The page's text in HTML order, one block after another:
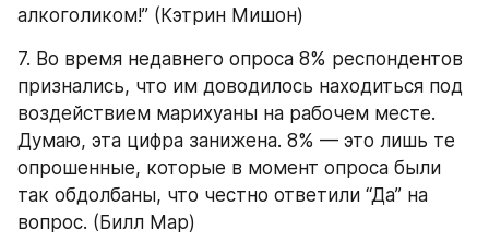
алкоголиком!” (Кэтрин Мишон)
7. Во время недавнего опроса 8% респондентов
признались, что им доводилось находиться под
воздействием марихуаны на рабочем месте.
Думаю, эта цифра занижена. 8% — это лишь те
опрошенные, которые в момент опроса были
так обдолбаны, что честно ответили “Да” на
вопрос. (Билл Мар)